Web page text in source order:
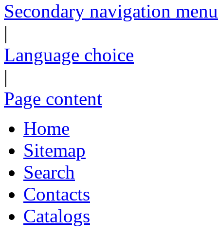
Secondary navigation menu
|
Language choice
|
Page content
Home
Sitemap
Search
Contacts
Catalogs